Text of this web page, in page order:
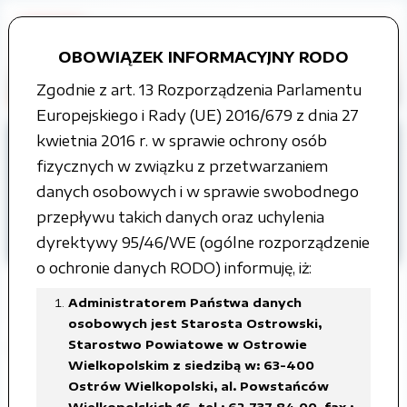
OBOWIĄZEK INFORMACYJNY RODO
Zgodnie z art. 13 Rozporządzenia Parlamentu
Europejskiego i Rady (UE) 2016/679 z dnia 27
kwietnia 2016 r. w sprawie ochrony osób
fizycznych w związku z przetwarzaniem
danych osobowych i w sprawie swobodnego
przepływu takich danych oraz uchylenia
dyrektywy 95/46/WE (ogólne rozporządzenie
o ochronie danych RODO) informuję, iż:
Administratorem Państwa danych
osobowych jest Starosta Ostrowski,
Starostwo Powiatowe w Ostrowie
Wielkopolskim z siedzibą w: 63-400
Ostrów Wielkopolski, al. Powstańców
Strona główna
Grupy tematyczne
Budżet
ROK 2023
Zbiorcze sprawozdania budżetowe oraz z
zakresu operacji finansowych Powiatu
Ostrowskiego
I kwartał 2023 r.
Załączone pliki